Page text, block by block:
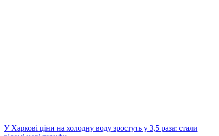
У Харкові ціни на холодну воду зростуть у 3,5 раза: стали